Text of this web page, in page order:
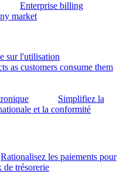
Enterprise billing
market
sur l'utilisation
as customers consume them
Simplifiez la
et la conformité
Rationalisez les paiements pour
de trésorerie